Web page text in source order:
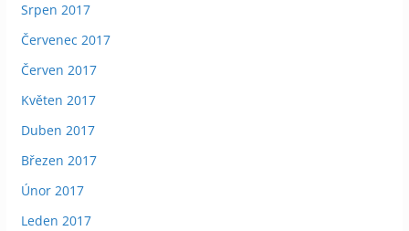
Srpen 2017
Červenec 2017
Červen 2017
Květen 2017
Duben 2017
Březen 2017
Únor 2017
Leden 2017